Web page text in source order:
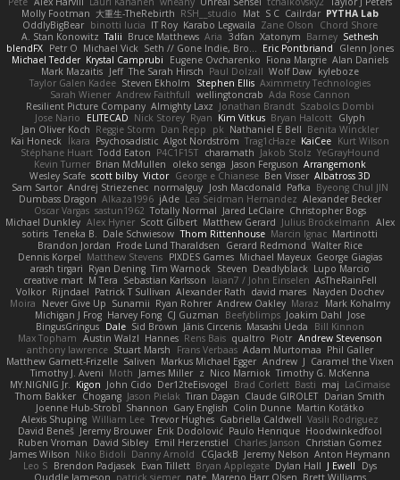
Molly Footman 大重生-TheRebirth RSH__studio Mat S C Cailrdar PYTHA Lab
OddlyBigBear binotti lucia IT Roy Karabo Legwaila Zane Olson
Chord Shore
A. Stan Konowitz Talii Bruce Matthews Aria 3dfan Xatonym Barney Sethesh
blendFX Petr O Michael Vick Seth // Gone Indie, Bro... Eric Pontbriand
Glenn Jones
Michael Tedder Krystal Camprubi Eugene Ovcharenko Fiona Margrie Alan Daniels
Mark Mazaitis Jeff The Sarah Hirsch Paul Dolzall Wolf Daw kyleboze
Taylor Galen Kadee Steven Ekholm Stephen Ellis Aximmetry Technologies
Sarah Wiener Andrew Faithfull wellingtoncrab Ada Rose Cannon
Resilient Picture Company Almighty Laxz Jonathan Brandt Szabolcs Dombi
Jose Nario
ELITECAD Nick Storey Ryan Kim Vitkus Bryan Halcott Glyph
Jan Oliver Koch Reggie Storm Dan Repp pk Nathaniel E Bell Benita Winckler
Kai Honeck Íkara Psychosadistic Algot Nordström Trag1cHaze KaiCee Kurt Wilson
Stéphane Huart Todd Eaton P4C1F15T charamath Jakob Stolz YeGrayHound
Kevin Turner Brian McMullen oleko senga Jason Ferguson Arrangemonk
Wesley Scafe scott bilby Victor George e Chianese Ben Visser Albatross 3D
Sam Sartor Andrej Striezenec normalguy Josh Macdonald Pafka Byeong Chul JIN
Dumbass Dragon Alkaza1996 jAde Lea Seidman Hernandez Alexander Becker
Oscar Vargas sastun1962 Totally Normal Jared LeClaire Christopher Bogs
Michael Dunkley Alex Hyner Scott Gilbert Matthew Gerard Julius Brockelmann Alex
sotiris Teneka B. Dale Schwiesow Thom Rittenhouse Marcin Ignac Martinotti
Brandon Jordan Frode Lund Tharaldsen Gerard Redmond Walter Rice
Dennis Korpel Matthew Stevens PIXDES Games Michael Mayeux George Giagias
arash tirgari Ryan Dening Tim Warnock Steven Deadlyblack Lupo Marcio
creative mart M Tera Sebastian Karlsson Iaian7 / John Einselen AsTheRainFell
Volkor Rijndael Patrick T Sullivan Alexander Rath david mares Nayden Dochev
Moira
Never Give Up Sunamii Ryan Rohrer Andrew Oakley Maraz
Mark Kohalmy
Michigan J Frog Harvey Fong CJ Guzman Beefyblimps Joakim Dahl Jose
BingusGringus Dale Sid Brown Jānis Circenis Masashi Ueda
Bill Kinnon
Max Topham Austin Walzl Hannes Rens Bais qualtro Piotr Andrew Stevenson
anthony lawrence Stuart Marsh Frans Verbaas Adam Murtomaa Phil Galler
Matthew Garnett-Frizelle Saliven Markus Michael Egger Andrew J Caramel the Vixen
Timothy J. Aveni Moth James Miller z Nico Marniok Timothy G. McKenna
MY.NIGNIG Jr. Kigon John Cido Der12teEisvogel Brad Corlett Basti maj LaCimaise
Thom Bakker Chogang Jason Pielak Tiran Dagan Claude GIROLET Darian Smith
Joenne Hub-Strobl Shannon Gary English Colin Dunne Martin Koťátko
Alexis Shuping William Lee Trevor Hughes Gabriella Caldwell Vasili Rodriguez
David Beneš Jeremy Brouwer Erik Dodolović Paulo Henrique Hoodwinkedfool
Ruben Vroman David Sibley Emil Herzenstiel Charles Janson Christian Gomez
James Wilson Niko Bidoli Danny Arnold CGJackB Jeremy Nelson Anton Heymann
Leo S Brendon Padjasek Evan Tillett Bryan Applegate Dylan Hall J Ewell
Dys